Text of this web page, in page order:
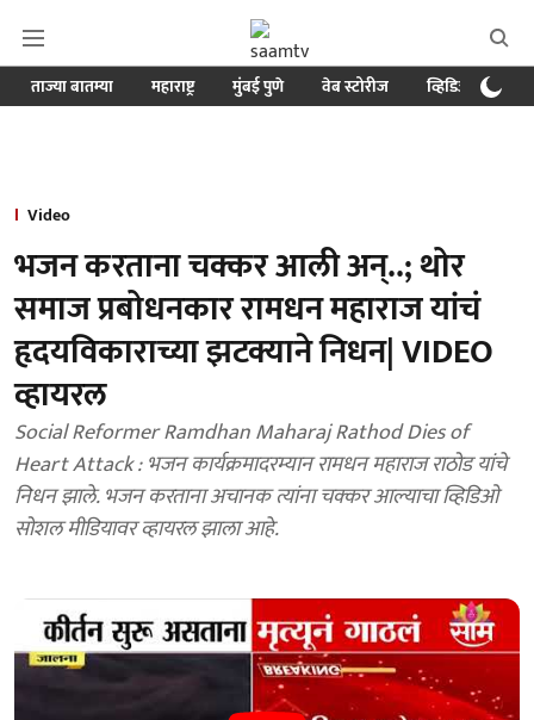
ताज्या बातम्या महाराष्ट्र मुंबई पुणे वेब स्टोरीज व्हिडिओ
Video
भजन करताना चक्कर आली अन्..; थोर
समाज प्रबोधनकार रामधन महाराज यांचं
हृदयविकाराच्या झटक्याने निधन| VIDEO
व्हायरल
Social Reformer Ramdhan Maharaj Rathod Dies of
Heart Attack : भजन कार्यक्रमादरम्यान रामधन महाराज राठोड यांचे
निधन झाले. भजन करताना अचानक त्यांना चक्कर आल्याचा व्हिडिओ
सोशल मीडियावर व्हायरल झाला आहे.